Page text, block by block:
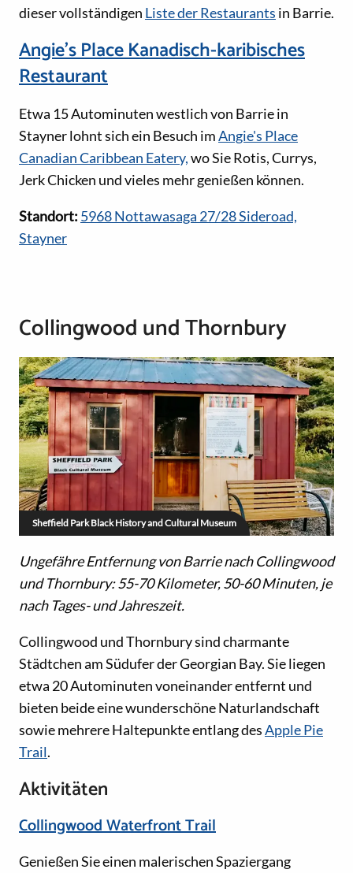
dieser vollständigen Liste der Restaurants in Barrie.
Angie's Place Kanadisch-karibisches
Restaurant
Etwa 15 Autominuten westlich von Barrie in
Stayner lohnt sich ein Besuch imAngie's Place
Canadian Caribbean Eatery,wo Sie Rotis, Currys,
Jerk Chicken und vieles mehr genießen können.
Standort: 5968 Nottawasaga 27/28 Sideroad,
Stayner
Collingwood und Thornbury
Sheffield Park Black History and Cultural Museum
Ungefähre Entfernung von Barrie nach Collingwood
und Thornbury: 55-70 Kilometer, 50-60 Minuten, je
nach Tages- und Jahreszeit.
Collingwood und Thornbury sind charmante
Städtchen am Südufer der Georgian Bay. Sie liegen
etwa 20 Autominuten voneinander entfernt und
bieten beide eine wunderschöne Naturlandschaft
sowie mehrere Haltepunkte entlang desApple Pie
Trail.
Aktivitäten
Collingwood Waterfront Trail
Genießen Sie einen malerischen Spaziergang